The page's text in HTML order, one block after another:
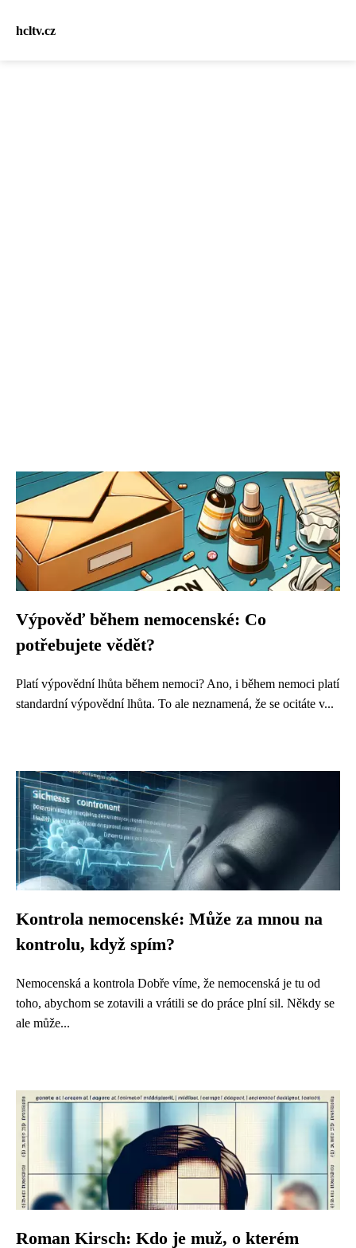
hcltv.cz
Výpověď během nemocenské: Co
potřebujete vědět?
Platí výpovědní lhůta během nemoci? Ano, i během nemoci platí
standardní výpovědní lhůta. To ale neznamená, že se ocitáte v...
Kontrola nemocenské: Může za mnou na
kontrolu, když spím?
Nemocenská a kontrola Dobře víme, že nemocenská je tu od
toho, abychom se zotavili a vrátili se do práce plní sil. Někdy se
ale může...
Roman Kirsch: Kdo je muž, o kterém